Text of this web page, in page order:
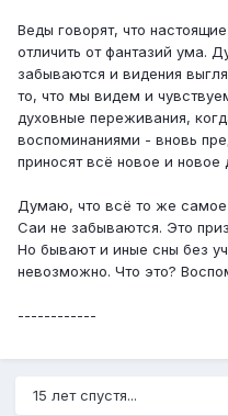
Веды говорят, что
отличить от фантазий ума.
забываются и видения
то, что мы видем и
духовные переживания,
воспоминаниями - вновь
приносят всё новое и новое
Думаю, что всё то же
Саи не забываются. Это
Но бывают и иные сны без
невозможно. Что это?
------------
15 лет спустя...